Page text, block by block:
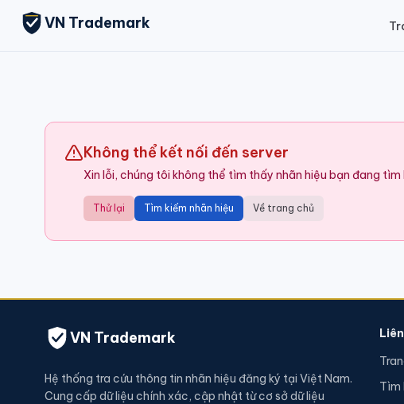
VN Trademark
Không thể kết nối đến server
Xin lỗi, chúng tôi không thể tìm thấy nhãn hiệu bạn đang tìm
Thử lại Tìm kiếm nhãn hiệu Về trang chủ
VN Trademark
Hệ thống tra cứu thông tin nhãn hiệu đăng ký tại Việt Nam.
Cung cấp dữ liệu chính xác, cập nhật từ cơ sở dữ liệu
Tìm